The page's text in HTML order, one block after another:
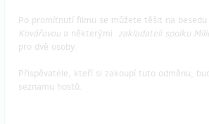
Po promítnutí filmu se můžete těšit na
Kovářovou a některými zakladateli spolku
pro dvě osoby.
Přispěvatele, kteří si zakoupí tuto odměnu,
seznamu hostů.